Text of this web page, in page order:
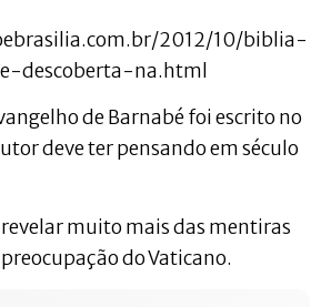
2012/10/biblia-
descoberta-na.html
de Barnabé foi escrito no
deve ter pensando em século
muito mais das mentiras
do Vaticano.